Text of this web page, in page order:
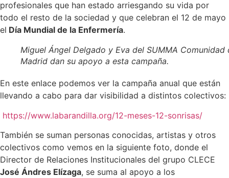
profesionales que han estado arriesgando su vida por
todo el resto de la sociedad y que celebran el 12 de mayo
el Día Mundial de la Enfermería.
Miguel Ángel Delgado y Eva del SUMMA Comunidad
Madrid dan su apoyo a esta campaña.
En este enlace podemos ver la campaña anual que están
llevando a cabo para dar visibilidad a distintos colectivos:
https://www.labarandilla.org/12-meses-12-sonrisas/
También se suman personas conocidas, artistas y otros
colectivos como vemos en la siguiente foto, donde el
Director de Relaciones Institucionales del grupo CLECE
José Ándres Elízaga, se suma al apoyo a los